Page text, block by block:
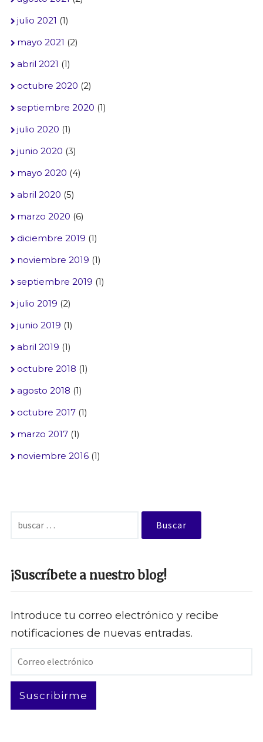
julio 2021 (1)
mayo 2021 (2)
abril 2021 (1)
octubre 2020 (2)
septiembre 2020 (1)
julio 2020 (1)
junio 2020 (3)
mayo 2020 (4)
abril 2020 (5)
marzo 2020 (6)
diciembre 2019 (1)
noviembre 2019 (1)
septiembre 2019 (1)
julio 2019 (2)
junio 2019 (1)
abril 2019 (1)
octubre 2018 (1)
agosto 2018 (1)
octubre 2017(1)
marzo 2017(1)
noviembre 2016(1)
¡Suscríbete a nuestro blog!
Introduce tu correo electrónico y recibe
notificaciones de nuevas entradas.
Correo
Suscribirme